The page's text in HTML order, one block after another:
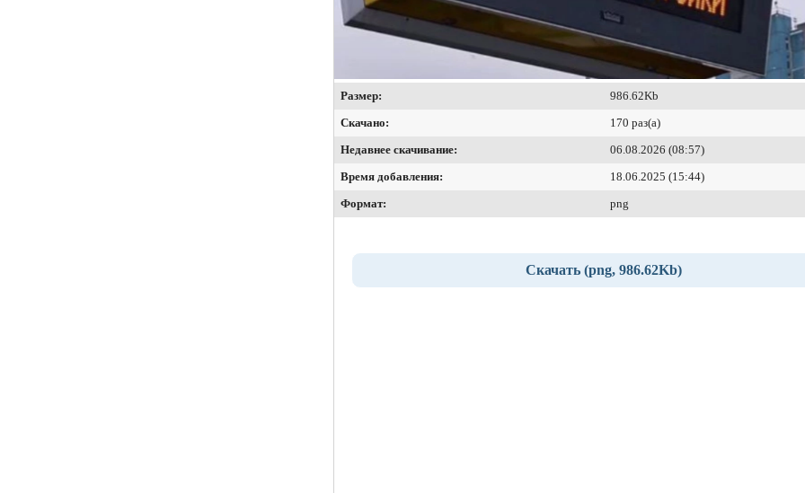
Размер:
986.62Kb
Скачано:
170 раз(а)
Недавнее скачивание:
06.08.2026 (08:57)
Время добавления:
18.06.2025 (15:44)
Формат:
png
Скачать (png, 986.62Kb)